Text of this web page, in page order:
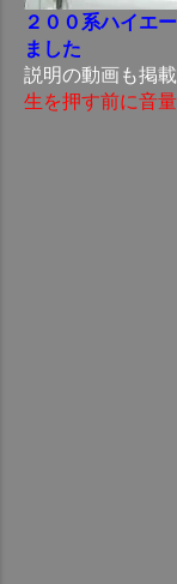
２００系ハイエ
ました
説明の動画も掲
生を押す前に音量